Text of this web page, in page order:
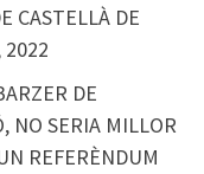
CASTELLÀ DE
DE
NO SERIA MILLOR
REFERÈNDUM